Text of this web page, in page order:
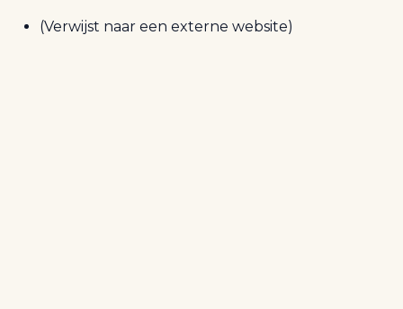
(Verwijst naar een externe website)